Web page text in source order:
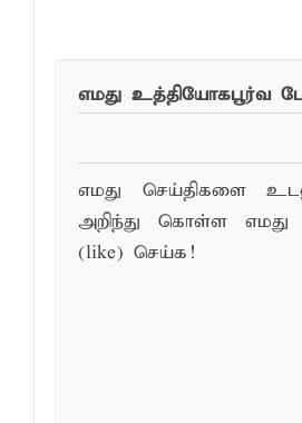
எமது உத்தியோகபூர்வ
எமது செய்திகளை
அறிந்து கொள்ள
(like) செய்க!